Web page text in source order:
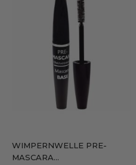
WIMPERNWELLE PRE-
MASCARA...